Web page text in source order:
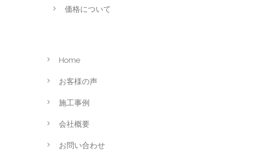
価格について
Home
お客様の声
施工事例
会社概要
お問い合わせ